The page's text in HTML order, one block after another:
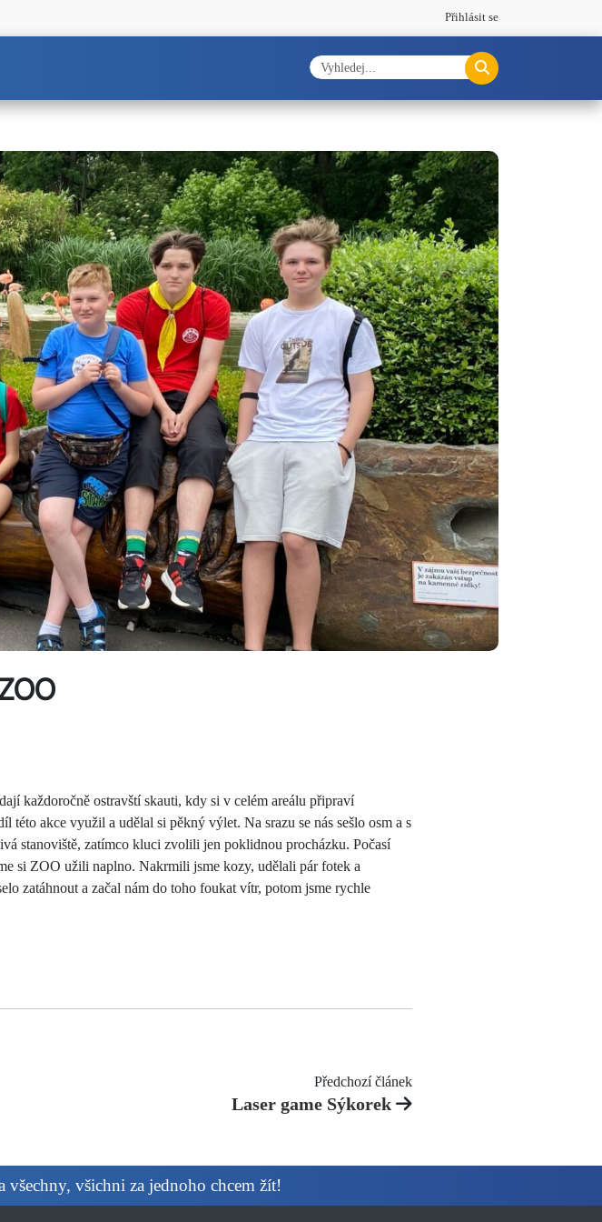
Přihlásit se
každoročně ostravští skauti, kdy si v celém areálu připraví
akce využil a udělal si pěkný výlet. Na srazu se nás sešlo osm a s
stanoviště, zatímco kluci zvolili jen poklidnou procházku. Počasí
si ZOO užili naplno. Nakrmili jsme kozy, udělali pár fotek a
zatáhnout a začal nám do toho foukat vítr, potom jsme rychle
Předchozí článek
Laser game Sýkorek
všichni za jednoho chcem žít!